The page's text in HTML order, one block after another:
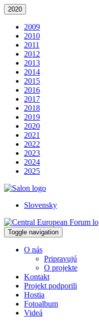
2020
2009
2010
2011
2012
2013
2014
2015
2016
2017
2018
2019
2020
2021
2022
2023
2024
2025
Slovensky
Toggle navigation
O nás
Pripravujú
O projekte
Kontakt
Projekt podporili
Hostia
Fotoalbum
Videá